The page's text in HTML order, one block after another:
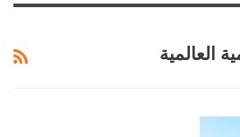
العالمية